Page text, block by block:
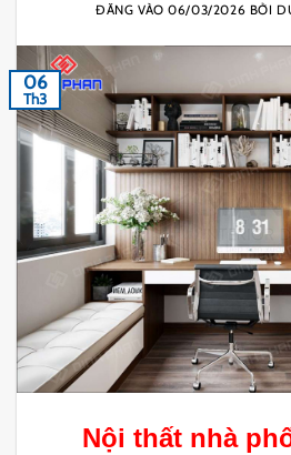
ĐĂNG VÀO06/03/2026 BỞI
06
Th3
Nội thất nhà